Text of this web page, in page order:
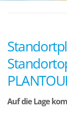
Auf die Lage